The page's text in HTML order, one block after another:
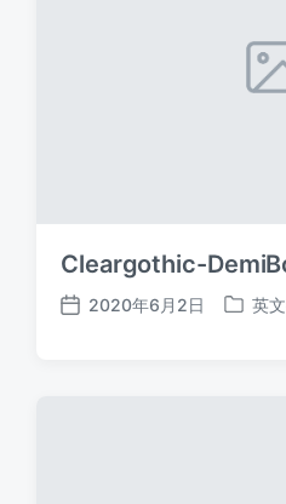
Cleargothic-
发
2020年6月2日
发
英